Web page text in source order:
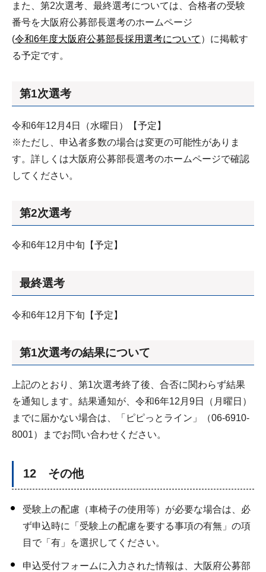
また、第2次選考、最終選考については、合格者の受験
番号を大阪府公募部長選考のホームページ
(令和6年度大阪府公募部長採用選考について ）に掲載す
る予定です。
第1次選考
令和6年12月4日（水曜日）【予定】
※ただし、申込者多数の場合は変更の可能性がありま
す。詳しくは大阪府公募部長選考のホームページで確認
してください。
第2次選考
令和6年12月中旬【予定】
最終選考
令和6年12月下旬【予定】
第1次選考の結果について
上記のとおり、第1次選考終了後、合否に関わらず結果
を通知します。結果通知が、令和6年12月9日（月曜日）
までに届かない場合は、「ピピっとライン」（06-6910-
8001）までお問い合わせください。
12 その他
受験上の配慮（車椅子の使用等）が必要な場合は、必
ず申込時に「受験上の配慮を要する事項の有無」の項
目で「有」を選択してください。
申込受付フォームに入力された情報は、大阪府公募部